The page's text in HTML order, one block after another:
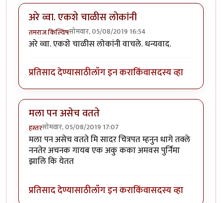
अरे व्वा. एकशे चाळीस लोकांनी
तमराज किल्विषसोमवार, 05/08/2019 16:54
अरे व्वा. एकशे चाळीस लोकांनी वाचले. धन्यवाद.
प्रतिसाद देण्यासाठीलॉग इन कराकिंवासदस्य व्हा
मला पन असेच वतते
हस्तरसोमवार, 05/08/2019 17:07
मला पन असेच वतते मि सादर चित्रपत म्हनुन धागे तक्ले
ननतेर अचनक गायब एक अकु कका अमवस पुर्निमा
झालि कि येतत
प्रतिसाद देण्यासाठीलॉग इन कराकिंवासदस्य व्हा